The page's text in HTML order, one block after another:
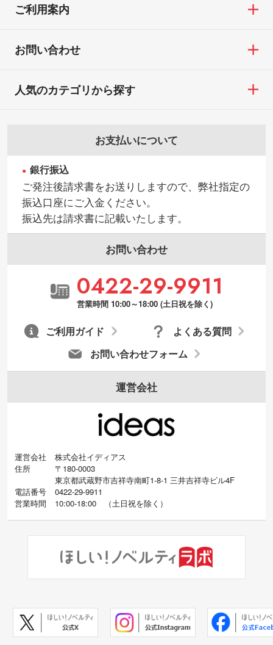
ご利用案内
お問い合わせ
お支払いについて
銀行振込
ご発注後請求書をお送りしますので、弊社指定の
振込口座にご入金ください。
振込先は請求書に記載いたします。
お問い合わせ
0422-29-9911
営業時間 10:00～18:00 (土日祝を除く)
お問い合わせフォーム
よくある質問
ご利用ガイド
運営会社
運営会社
株式会社イディアス
住所
〒180-0003
東京都武蔵野市吉祥寺南町1-8-1 三井吉祥寺ビル4F
電話番号
0422-29-9911
営業時間
10:00-18:00 （土日祝を除く）
人気のカテゴリから探す